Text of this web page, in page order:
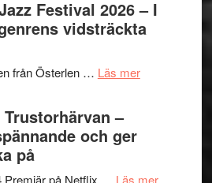
grönaste
gräset
en
hjärtevarm
Festival 2026 – I
vidsträckta
från Österlen … Läs merom
–
och ger
på
Premiär på Netflix … Läs merom